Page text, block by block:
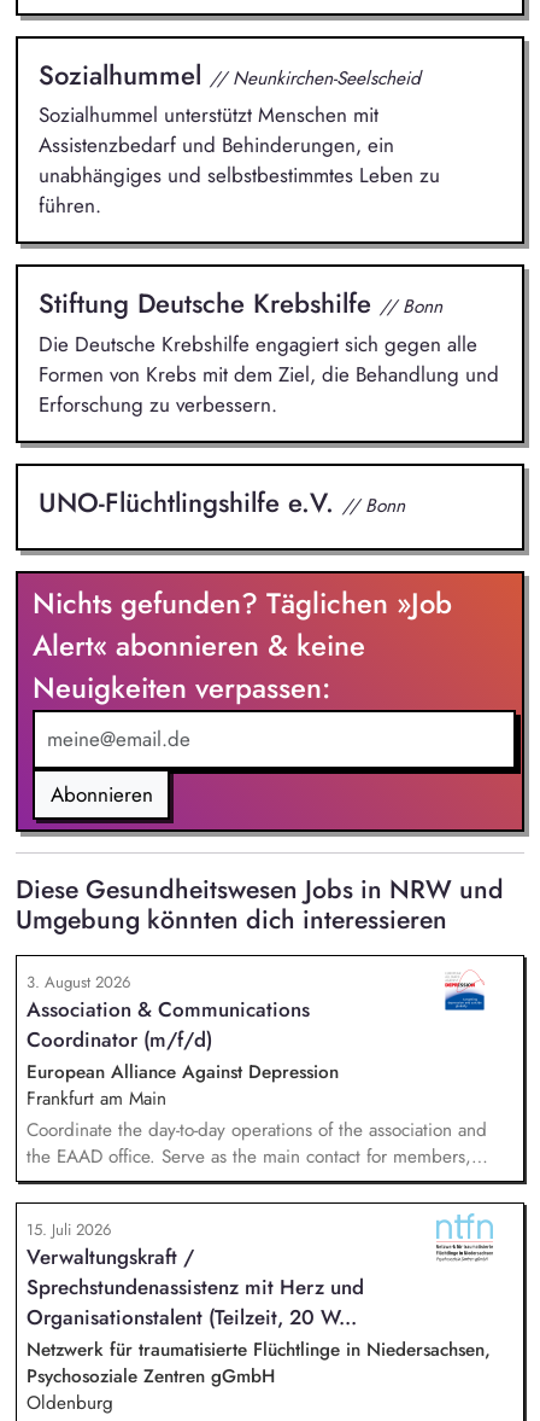
Sozialhummel // Neunkirchen-Seelscheid
Sozialhummel unterstützt Menschen mit
Assistenzbedarf und Behinderungen, ein
unabhängiges und selbstbestimmtes Leben zu
führen.
Stiftung Deutsche Krebshilfe // Bonn
Die Deutsche Krebshilfe engagiert sich gegen alle
Formen von Krebs mit dem Ziel, die Behandlung und
Erforschung zu verbessern.
UNO-Flüchtlingshilfe e.V. // Bonn
Nichts gefunden? Täglichen »Job
Alert« abonnieren & keine
Neuigkeiten verpassen:
Abonnieren
Diese Gesundheitswesen Jobs in NRW und
Umgebung könnten dich interessieren
3. August 2026
Association & Communications
Coordinator (m/f/d)
European Alliance Against Depression
Frankfurt am Main
Coordinate the day-to-day operations of the association and
the EAAD office. Serve as the main contact for members,
partners and general enquiries. Support the Board of
Directors by organising meetings, preparing documents and
following up on decisions. Coordinate the association's
website, newsletters and social media. Support awareness
campaigns and communication activities. Coordinate and
develop EAAD's fundraising activities.
15. Juli 2026
Verwaltungskraft /
Sprechstundenassistenz mit Herz und
Organisationstalent (Teilzeit, 20 W...
Netzwerk für traumatisierte Flüchtlinge in Niedersachsen,
Psychosoziale Zentren gGmbH
Oldenburg